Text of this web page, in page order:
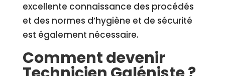
excellente connaissance des procédés
et des normes d’hygiène et de sécurité
est également nécessaire.
Comment devenir